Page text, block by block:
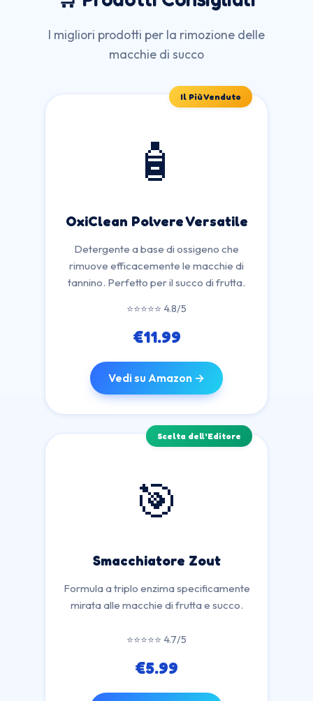
I migliori prodotti per la rimozione delle
macchie di succo
Il Più Venduto
🧴
OxiClean Polvere Versatile
Detergente a base di ossigeno che
rimuove efficacemente le macchie di
tannino. Perfetto per il succo di frutta.
⭐⭐⭐⭐⭐ 4.8/5
€11.99
Vedi su Amazon →
Scelta dell'Editore
🎯
Smacchiatore Zout
Formula a triplo enzima specificamente
mirata alle macchie di frutta e succo.
⭐⭐⭐⭐⭐ 4.7/5
€5.99